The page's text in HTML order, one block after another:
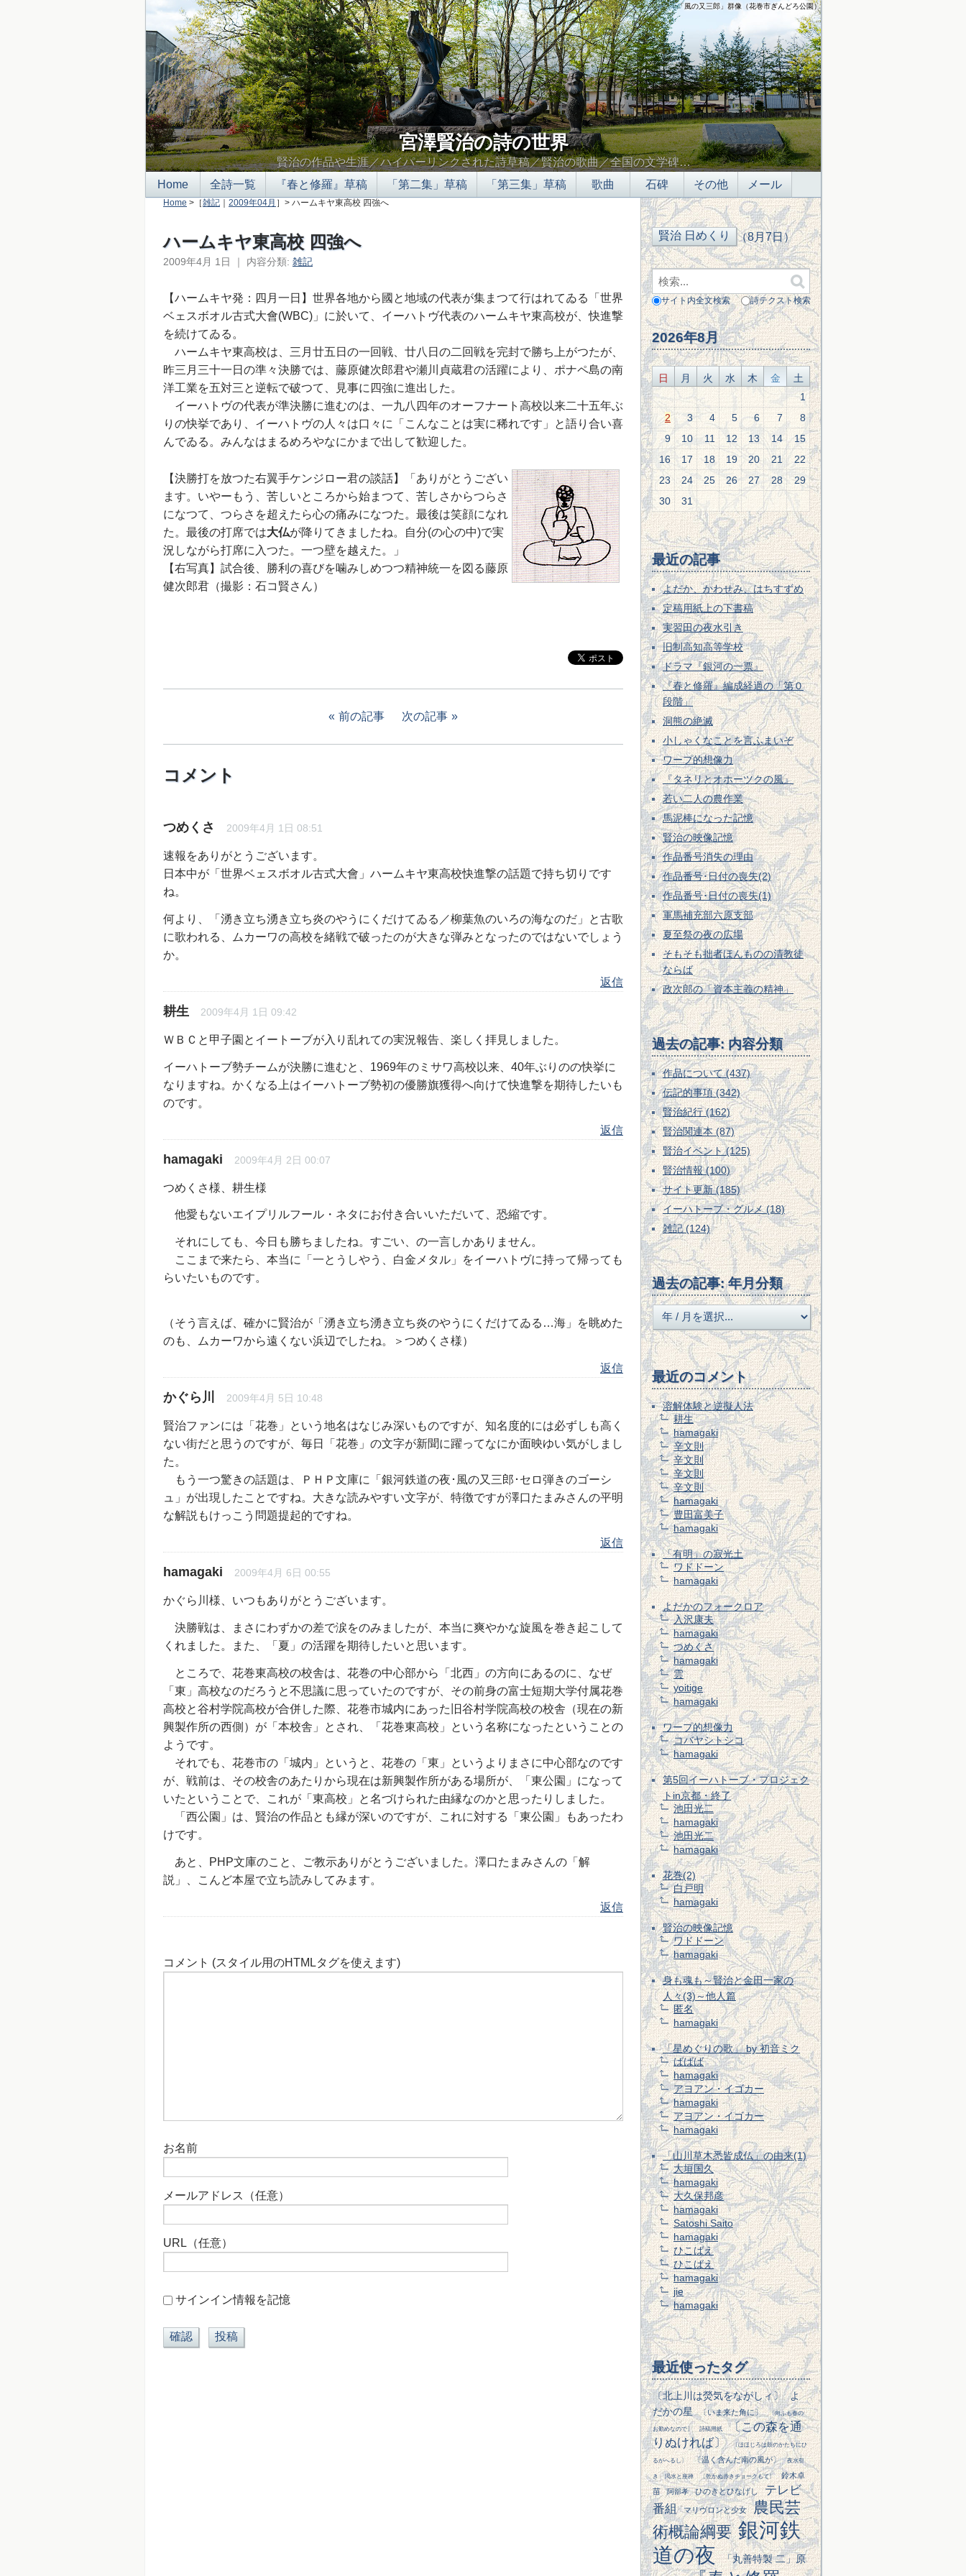
「風の又三郎」群像（花巻市ぎんどろ公園）
宮澤賢治の詩の世界
賢治の作品や生涯／ハイパーリンクされた詩草稿／賢治の歌曲／全国の文学碑…
Home
全詩一覧 『春と修羅』草稿 「第二集」草稿 「第三集」草稿 歌曲 石碑 その他 メール
Home >［雑記 ｜ 2009年04月 ］> ハームキヤ東高校 四強へ
ハームキヤ東高校 四強へ
2009年4月 1日 ｜ 内容分類: 雑記
【ハームキヤ発：四月一日】世界各地から國と地域の代表が集まつて行はれてゐる「世界
ベェスボオル古式大會(WBC)」に於いて、イーハトヴ代表のハームキヤ東高校が、快進撃
を続けてゐる。
ハームキヤ東高校は、三月廿五日の一回戦、廿八日の二回戦を完封で勝ち上がつたが、
昨三月三十一日の準々決勝では、藤原健次郎君や瀬川貞蔵君の活躍により、ポナペ島の南
洋工業を五対三と逆転で破つて、見事に四強に進出した。
イーハトヴの代表が準決勝に進むのは、一九八四年のオーフナート高校以来二十五年ぶ
りの快挙であり、イーハトヴの人々は口々に「こんなことは実に稀れです」と語り合い喜
んでゐる。みんなはまるめろやなにかまで出して歓迎した。
【決勝打を放つた右翼手ケンジロー君の談話】「ありがとうござい
ます。いやーもう、苦しいところから始まつて、苦しさからつらさ
になつて、つらさを超えたら心の痛みになつた。最後は笑顔になれ
た。最後の打席では大仏が降りてきましたね。自分(の心の中)で実
況しながら打席に入つた。一つ壁を越えた。」
【右写真】試合後、勝利の喜びを噛みしめつつ精神統一を図る藤原
健次郎君（撮影：石コ賢さん）
前の記事 次の記事
コメント
つめくさ 2009年4月 1日 08:51
速報をありがとうございます。
日本中が「世界ベェスボオル古式大會」ハームキヤ東高校快進撃の話題で持ち切りです
ね。
何より、「湧き立ち湧き立ち炎のやうにくだけてゐる／柳葉魚のいろの海なのだ」と古歌
に歌われる、ムカーワの高校を緒戦で破ったのが大きな弾みとなったのではないでしょう
か。
返信
耕生 2009年4月 1日 09:42
ＷＢＣと甲子園とイートーブが入り乱れての実況報告、楽しく拝見しました。
イーハトーブ勢チームが決勝に進むと、1969年のミサワ高校以来、40年ぶりのの快挙に
なりますね。かくなる上はイーハトーブ勢初の優勝旗獲得へ向けて快進撃を期待したいも
のです。
返信
hamagaki 2009年4月 2日 00:07
つめくさ様、耕生様
他愛もないエイプリルフール・ネタにお付き合いいただいて、恐縮です。
それにしても、今日も勝ちましたね。すごい、の一言しかありません。
ここまで来たら、本当に「一とうしやう、白金メタル」をイーハトヴに持って帰っても
らいたいものです。
（そう言えば、確かに賢治が「湧き立ち湧き立ち炎のやうにくだけてゐる…海」を眺めた
のも、ムカーワから遠くない浜辺でしたね。＞つめくさ様）
返信
かぐら川 2009年4月 5日 10:48
賢治ファンには「花巻」という地名はなじみ深いものですが、知名度的には必ずしも高く
ない街だと思うのですが、毎日「花巻」の文字が新聞に躍ってなにか面映ゆい気がしまし
た。
もう一つ驚きの話題は、ＰＨＰ文庫に「銀河鉄道の夜･風の又三郎･セロ弾きのゴーシ
ュ」が出現したことですね。大きな読みやすい文字が、特徴ですが澤口たまみさんの平明
な解説もけっこう問題提起的ですね。
返信
hamagaki 2009年4月 6日 00:55
かぐら川様、いつもありがとうございます。
決勝戦は、まさにわずかの差で涙をのみましたが、本当に爽やかな旋風を巻き起こして
くれました。また、「夏」の活躍を期待したいと思います。
ところで、花巻東高校の校舎は、花巻の中心部から「北西」の方向にあるのに、なぜ
「東」高校なのだろうと不思議に思っていたのですが、その前身の富士短期大学付属花巻
高校と谷村学院高校が合併した際、花巻市城内にあった旧谷村学院高校の校舎（現在の新
興製作所の西側）が「本校舎」とされ、「花巻東高校」という名称になったということの
ようです。
それでも、花巻市の「城内」というと、花巻の「東」というよりまさに中心部なのです
が、戦前は、その校舎のあたりから現在は新興製作所がある場所が、「東公園」になって
いたということで、これが「東高校」と名づけられた由縁なのかと思ったりしました。
「西公園」は、賢治の作品とも縁が深いのですが、これに対する「東公園」もあったわ
けです。
あと、PHP文庫のこと、ご教示ありがとうございました。澤口たまみさんの「解
説」、こんど本屋で立ち読みしてみます。
返信
コメント (スタイル用のHTMLタグを使えます)
お名前
メールアドレス（任意）
URL（任意）
サインイン情報を記憶
（8月7日）
サイト内全文検索 詩テクスト検索
2026年8月
日 月 火 水 木 金
土
1
2
3 4 5 6 7
8
9
10 11 12 13 14
15
16
17 18 19 20 21
22
23
24 25 26 27 28
29
30
31
最近の記事
よだか、かわせみ、はちすずめ
定稿用紙上の下書稿
実習田の夜水引き
旧制高知高等学校
ドラマ『銀河の一票』
『春と修羅』編成経過の「第０
段階」
洞熊の絶滅
小しゃくなことを言ふまいぞ
ワープ的想像力
『タネリとオホーツクの風』
若い二人の農作業
馬泥棒になった記憶
賢治の映像記憶
作品番号消失の理由
作品番号･日付の喪失(2)
作品番号･日付の喪失(1)
軍馬補充部六原支部
夏至祭の夜の広場
そもそも拙者ほんものの清教徒
ならば
政次郎の「資本主義の精神」
過去の記事: 内容分類
作品について (437)
伝記的事項 (342)
賢治紀行 (162)
賢治関連本 (87)
賢治イベント (125)
賢治情報 (100)
サイト更新 (185)
イーハトーブ・グルメ (18)
雑記 (124)
過去の記事: 年月分類
最近のコメント
溶解体験と逆擬人法
耕生
hamagaki
辛文則
辛文則
辛文則
辛文則
hamagaki
豊田富美子
hamagaki
「有明」の寂光土
ワドドーン
hamagaki
よだかのフォークロア
入沢康夫
hamagaki
つめくさ
hamagaki
雲
yoitige
hamagaki
ワープ的想像力
コバヤシトシコ
hamagaki
第5回イーハトーブ・プロジェク
トin京都・終了
池田光二
hamagaki
池田光二
hamagaki
花巻(2)
白戸明
hamagaki
賢治の映像記憶
ワドドーン
hamagaki
身も魂も～賢治と金田一家の
人々(3)～他人篇
匿名
hamagaki
「星めぐりの歌」 by 初音ミク
ばばば
hamagaki
アヨアン・イゴカー
hamagaki
アヨアン・イゴカー
hamagaki
「山川草木悉皆成仏」の由来(1)
大垣国久
hamagaki
大久保邦彦
hamagaki
Satoshi Saito
hamagaki
ひこばえ
ひこばえ
hamagaki
jie
hamagaki
最近使ったタグ
〔北上川は熒気をながしィ〕 よ
だかの星
〔いま来た角に〕 〔向ふも春の
お勤めなので〕 詩稿用紙
〔この森を通
りぬければ〕
〔ほほじろは鼓のかたちにひ
るがへるし〕 〔温く含んだ南の風が〕 夜水引
き 渇水と座禅 〔乾かぬ赤きチョークもて〕
鈴木卓
苗
阿部孝 ひのきとひなげし
テレビ
番組
マリヴロンと少女
農民芸
術概論綱要 銀河鉄
道の夜
「丸善特製 二」原